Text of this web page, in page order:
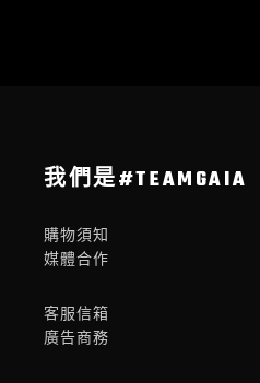
我們是#TEAMGAIA
購物須知
媒體合作
客服信箱
廣告商務